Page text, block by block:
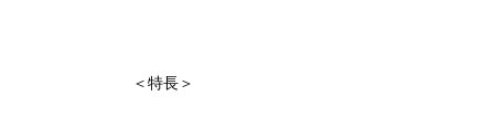
＜特長＞